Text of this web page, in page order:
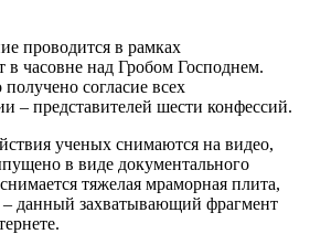
проводится в рамках
в часовне над Гробом Господнем.
согласие всех
– представителей шести конфессий.
ученых снимаются на видео,
в виде документального
тяжелая мраморная плита,
данный захватывающий фрагмент